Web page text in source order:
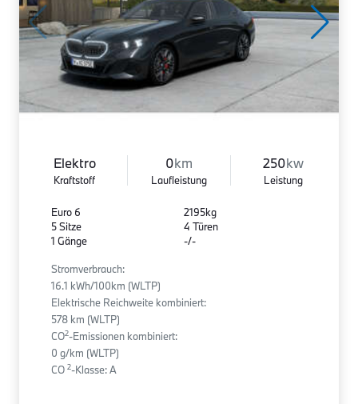
Elektro
Kraftstoff
0km
Laufleistung
250kw
Leistung
Euro 6
5 Sitze
1 Gänge
2195kg
4 Türen
-/-
Stromverbrauch:
16.1 kWh/100km (WLTP)
Elektrische Reichweite kombiniert:
578 km (WLTP)
CO2-Emissionen kombiniert:
0 g/km (WLTP)
CO 2-Klasse: A